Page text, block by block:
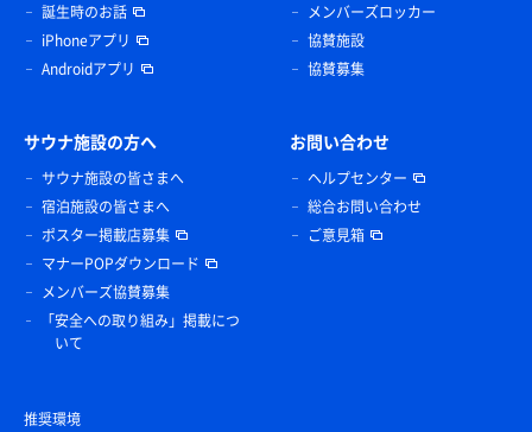
誕生時のお話
iPhoneアプリ
Androidアプリ
メンバーズロッカー
協賛施設
協賛募集
サウナ施設の方へ
サウナ施設の皆さまへ
宿泊施設の皆さまへ
ポスター掲載店募集
マナーPOPダウンロード
メンバーズ協賛募集
「安全への取り組み」掲載につ
いて
お問い合わせ
ヘルプセンター
総合お問い合わせ
ご意見箱
推奨環境